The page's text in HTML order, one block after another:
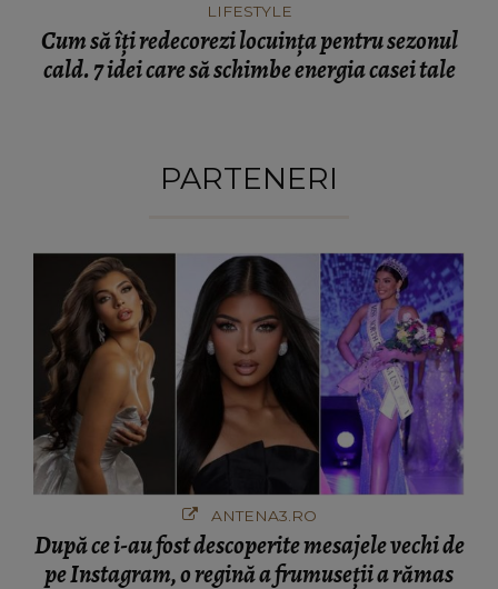
LIFESTYLE
Cum să îți redecorezi locuința pentru sezonul
cald. 7 idei care să schimbe energia casei tale
PARTENERI
ANTENA3.RO
După ce i-au fost descoperite mesajele vechi de
pe Instagram, o regină a frumuseții a rămas